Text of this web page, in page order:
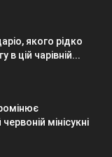
якого рідко
в цій чарівній...
мінісукні